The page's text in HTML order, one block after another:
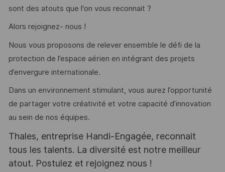
sont des atouts que l'on vous reconnait ?
Alors rejoignez- nous !
Nous vous proposons de relever ensemble le défi de la
protection de l’espace aérien en intégrant des projets
d’envergure internationale.
Dans un environnement stimulant, vous aurez l’opportunité
de partager votre créativité et votre capacité d’innovation
au sein de nos équipes.
Thales, entreprise Handi-Engagée, reconnait
tous les talents. La diversité est notre meilleur
atout. Postulez et rejoignez nous !